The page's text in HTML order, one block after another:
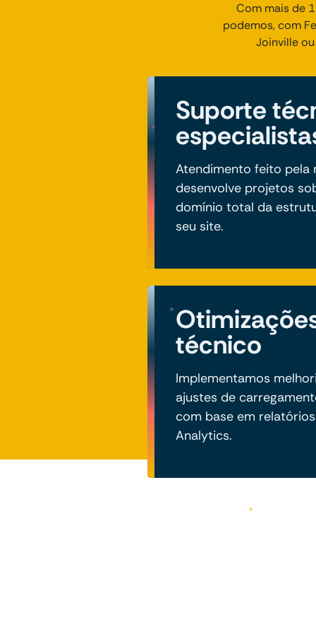
Com mais de
podemos, com
Joinville
Suporte
Atendimento feito pela
desenvolve projetos
domínio total da
seu site.
técnico
Implementamos
ajustes de
com base em
Analytics.